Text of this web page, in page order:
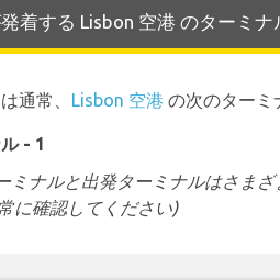
着する Lisbon 空港 のターミナ
通常、 Lisbon 空港 の次のターミ
- 1
ミナルと出発ターミナルはさま
に確認してください)